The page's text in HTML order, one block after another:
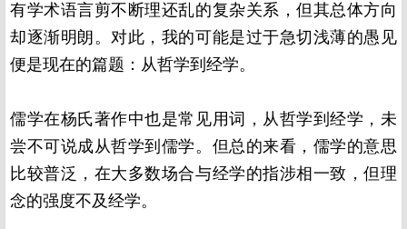
有学术语言剪不断理还乱的复杂关系，但其总体方向
却逐渐明朗。对此，我的可能是过于急切浅薄的愚见
便是现在的篇题：从哲学到经学。
儒学在杨氏著作中也是常见用词，从哲学到经学，未
尝不可说成从哲学到儒学。但总的来看，儒学的意思
比较普泛，在大多数场合与经学的指涉相一致，但理
念的强度不及经学。